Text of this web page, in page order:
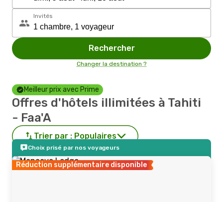
Invités
Rechercher
Changer la destination ?
Meilleur prix avec Prime
Offres d'hôtels illimitées à Tahiti
- Faa'A
Trier par : Populaires
Choix prisé par nos voyageurs
Réduction supplémentaire disponible